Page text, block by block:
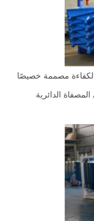
مصممة خصيصًا
الدائرية